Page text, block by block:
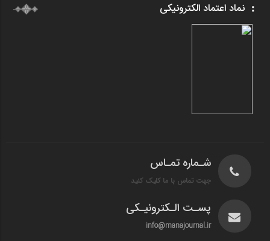
نماد اعتماد الکترونیکی
شـماره تمـاس
جهت تماس با ما کلیک کنید
پسـت الـکترونیـکی
info@manajournal.ir